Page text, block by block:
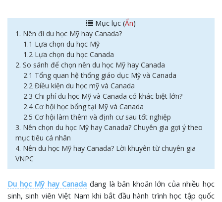
Mục lục (Ẩn)
1. Nên đi du học Mỹ hay Canada?
1.1 Lựa chọn du học Mỹ
1.2 Lựa chọn du học Canada
2. So sánh để chọn nên du học Mỹ hay Canada
2.1 Tổng quan hệ thống giáo dục Mỹ và Canada
2.2 Điều kiện du học mỹ và Canada
2.3 Chi phí du học Mỹ và Canada có khác biệt lớn?
2.4 Cơ hội học bổng tại Mỹ và Canada
2.5 Cơ hội làm thêm và định cư sau tốt nghiệp
3. Nên chọn du học Mỹ hay Canada? Chuyên gia gợi ý theo
mục tiêu cá nhân
4. Nên du học Mỹ hay Canada? Lời khuyên từ chuyên gia
VNPC
Du học Mỹ hay Canada đang là băn khoăn lớn của nhiều học
sinh, sinh viên Việt Nam khi bắt đầu hành trình học tập quốc